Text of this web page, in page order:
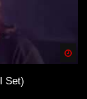
Set)